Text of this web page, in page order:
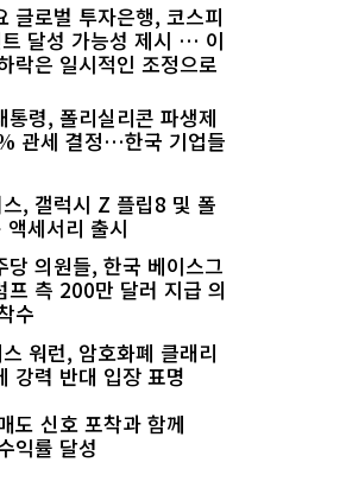
글로벌 투자은행, 코스피
달성 가능성 제시 … 이
락은 일시적인 조정으로
통령, 폴리실리콘 파생제
관세 결정…한국 기업들
, 갤럭시 Z 플립8 및 폴
액세서리 출시
당 의원들, 한국 베이스그
프 측 200만 달러 지급 의
수
워런, 암호화폐 클래리
강력 반대 입장 표명
도 신호 포착과 함께
익률 달성